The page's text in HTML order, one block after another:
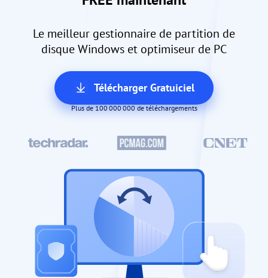
Le meilleur gestionnaire de partition de
disque Windows et optimiseur de PC
Télécharger Gratuiciel
Plus de 100 000 000 de téléchargements